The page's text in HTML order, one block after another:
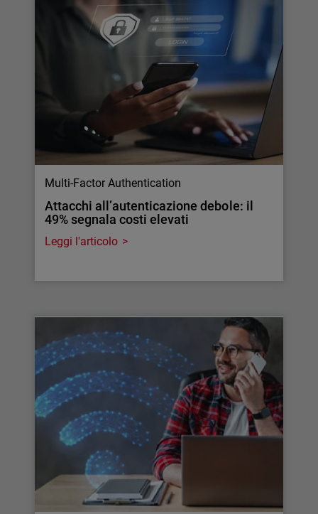
Multi-Factor Authentication
Attacchi all’autenticazione debole: il
49% segnala costi elevati
Leggi l'articolo